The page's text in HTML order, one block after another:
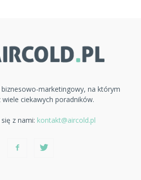
marketingowy, na którym
wiele ciekawych poradników.
z nami: kontakt@aircold.pl